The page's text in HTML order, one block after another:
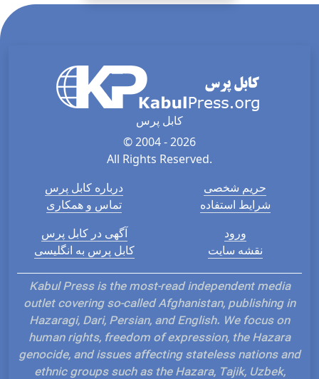
کابل پرس
© 2004 - 2026
All Rights Reserved.
درباره کابل پرس
تماس و همکاری
حریم شخصی
شرایط استفاده
آگهی در کابل پرس
کابل پرس به انگلیسی
ورود
نقشه سایت
Kabul Press is the most-read independent media
outlet covering so-called Afghanistan, publishing in
Hazaragi, Dari, Persian, and English. We focus on
human rights, freedom of expression, the Hazara
genocide, and issues affecting stateless nations and
ethnic groups such as the Hazara, Tajik, Uzbek,